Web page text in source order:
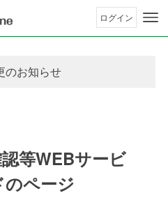
ログイン
のお知らせ
のお知らせ
認等WEBサービ
ページ